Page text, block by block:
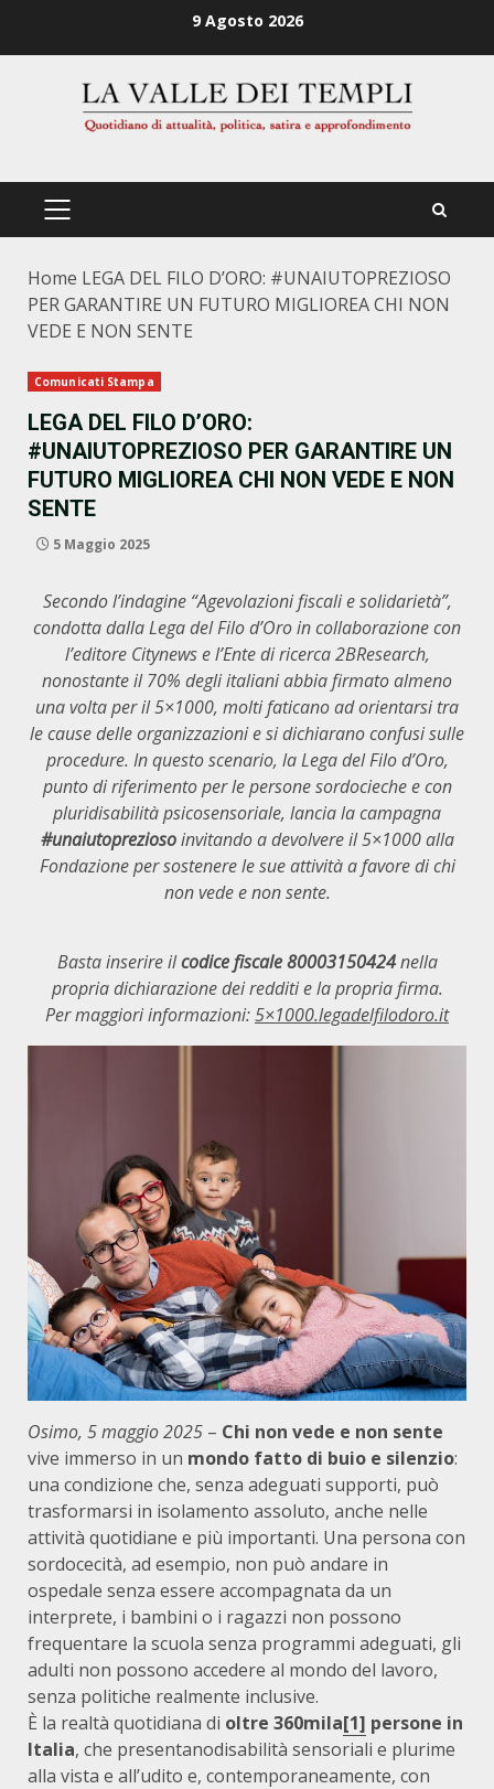
9 Agosto 2026
PRIMÄRES
Home LEGA DEL FILO D’ORO: #UNAIUTOPREZIOSO
PER GARANTIRE UN FUTURO MIGLIOREA CHI NON
VEDE E NON SENTE
Comunicati Stampa
LEGA DEL FILO D’ORO:
#UNAIUTOPREZIOSO PER GARANTIRE UN
FUTURO MIGLIOREA CHI NON VEDE E NON
SENTE
5 Maggio 2025
Secondo l’indagine “Agevolazioni fiscali e solidarietà”,
condotta dalla Lega del Filo d’Oro in collaborazione con
l’editore Citynews e l’Ente di ricerca 2BResearch,
nonostante il 70% degli italiani abbia firmato almeno
una volta per il 5×1000, molti faticano ad orientarsi tra
le cause delle organizzazioni e si dichiarano confusi sulle
procedure. In questo scenario, la Lega del Filo d’Oro,
punto di riferimento per le persone sordocieche e con
pluridisabilità psicosensoriale, lancia la campagna
#unaiutopreziosoinvitando a devolvere il 5×1000 alla
Fondazione per sostenere le sue attività a favore di chi
non vede e non sente.
Basta inserire ilcodice fiscale 80003150424nella
propria dichiarazione dei redditi e la propria firma.
Per maggiori informazioni:5×1000.legadelfilodoro.it
Osimo, 5 maggio 2025 – Chi non vede e non sente
vive immerso in un mondo fatto di buio e silenzio:
una condizione che, senza adeguati supporti, può
trasformarsi in isolamento assoluto, anche nelle
attività quotidiane e più importanti. Una persona con
sordocecità, ad esempio, non può andare in
ospedale senza essere accompagnata da un
interprete, i bambini o i ragazzi non possono
frequentare la scuola senza programmi adeguati, gli
adulti non possono accedere al mondo del lavoro,
senza politiche realmente inclusive.
È la realtà quotidiana di oltre 360mila[1] persone in
Italia, che presentanodisabilità sensoriali e plurime
alla vista e all’udito e, contemporaneamente, con